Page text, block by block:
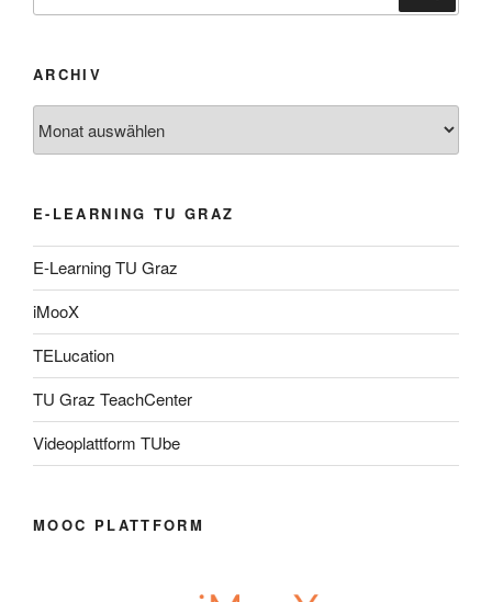
ARCHIV
E-LEARNING TU GRAZ
E-Learning TU Graz
iMooX
TELucation
TU Graz TeachCenter
Videoplattform TUbe
MOOC PLATTFORM